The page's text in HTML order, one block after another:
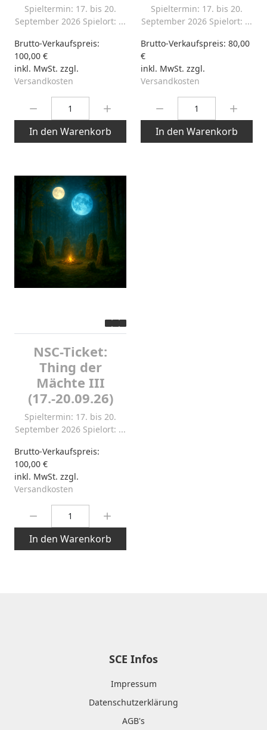
Spieltermin: 17. bis 20.
September 2026 Spielort: ...
Brutto-Verkaufspreis:
100,00 €
inkl. MwSt. zzgl.
Versandkosten
In den Warenkorb
Spieltermin: 17. bis 20.
September 2026 Spielort: ...
Brutto-Verkaufspreis: 80,00
€
inkl. MwSt. zzgl.
Versandkosten
In den Warenkorb
NSC-Ticket:
Thing der
Mächte III
(17.-20.09.26)
Spieltermin: 17. bis 20.
September 2026 Spielort: ...
Brutto-Verkaufspreis:
100,00 €
inkl. MwSt. zzgl.
Versandkosten
In den Warenkorb
SCE Infos
Impressum
Datenschutzerklärung
AGB's